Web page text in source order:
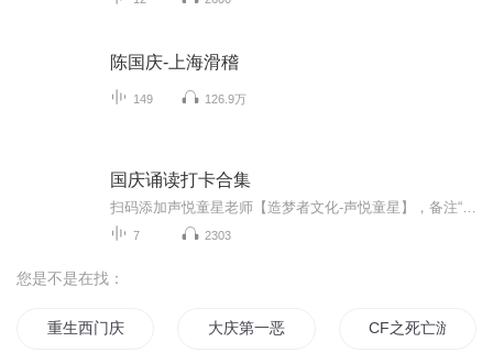
陈国庆-上海滑稽
149 126.9万
国庆诵读打卡合集
7 2303
您是不是在找：
重生西门庆 大庆第一恶 CF之死亡游戏